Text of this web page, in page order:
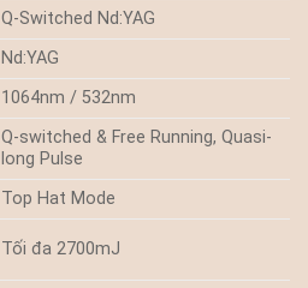
Q-Switched Nd:YAG
Nd:YAG
1064nm / 532nm
Q-switched & Free Running, Quasi-
long Pulse
Top Hat Mode
Tối đa 2700mJ